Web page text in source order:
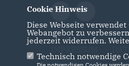
Cookie Hinweis
Diese Webseite
Webangebot zu
jederzeit widerrufen.
Technisch notwendige